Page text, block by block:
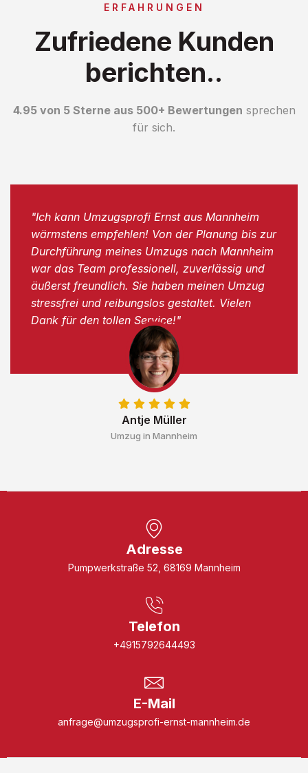
ERFAHRUNGEN
Zufriedene Kunden
berichten..
4.95 von 5 Sterne aus 500+ Bewertungen sprechen
für sich.
Antje Müller
Umzug in Mannheim
"Ich kann Umzugsprofi Ernst aus Mannheim
wärmstens empfehlen! Von der Planung bis zur
Durchführung meines Umzugs nach Mannheim
war das Team professionell, zuverlässig und
äußerst freundlich. Sie haben meinen Umzug
stressfrei und reibungslos gestaltet. Vielen
Dank für den tollen Service!"
Adresse
Pumpwerkstraße 52, 68169 Mannheim
Telefon
+4915792644493
E-Mail
anfrage@umzugsprofi-ernst-mannheim.de